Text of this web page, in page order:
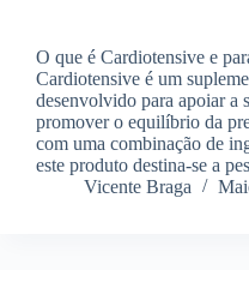
O que é Cardiotensive e
Cardiotensive é um
desenvolvido para apoiar a
promover o equilíbrio da
com uma combinação de
este produto destina-se a
Vicente Braga